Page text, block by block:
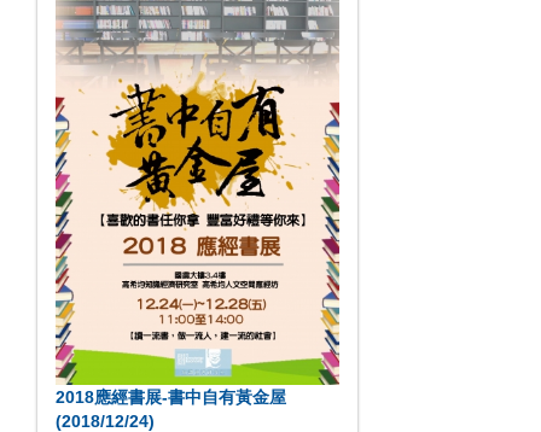
2018應經書展-書中自有黃金屋
(2018/12/24)